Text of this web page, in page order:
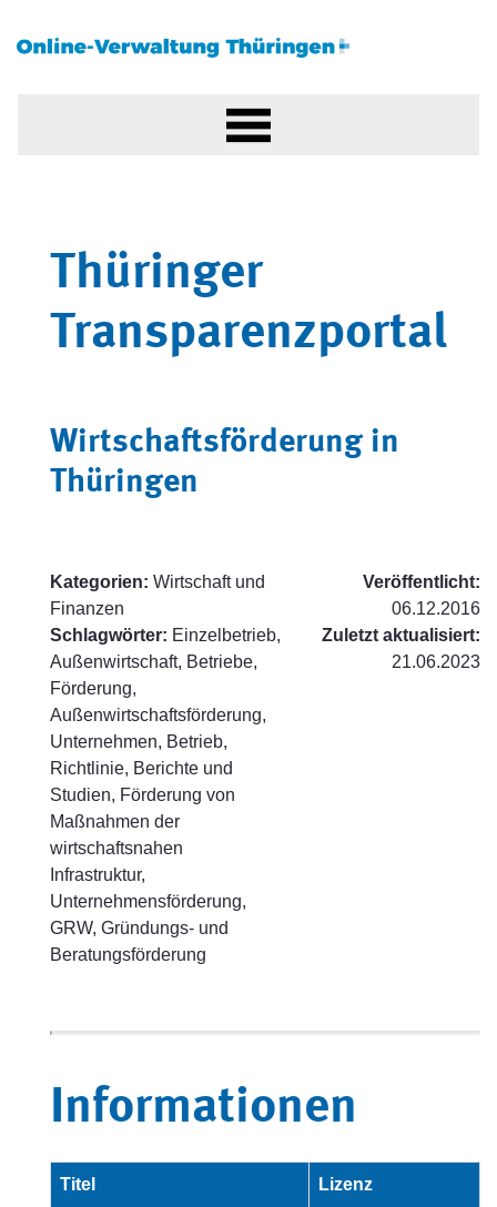
Thüringer
Transparenzportal
Wirtschaftsförderung in
Thüringen
Kategorien: Wirtschaft und
Finanzen
Schlagwörter: Einzelbetrieb,
Außenwirtschaft, Betriebe,
Förderung,
Außenwirtschaftsförderung,
Unternehmen, Betrieb,
Richtlinie, Berichte und
Studien, Förderung von
Maßnahmen der
wirtschaftsnahen
Infrastruktur,
Unternehmensförderung,
GRW, Gründungs- und
Beratungsförderung
Veröffentlicht:
06.12.2016
Zuletzt aktualisiert:
21.06.2023
Informationen
Titel Lizenz